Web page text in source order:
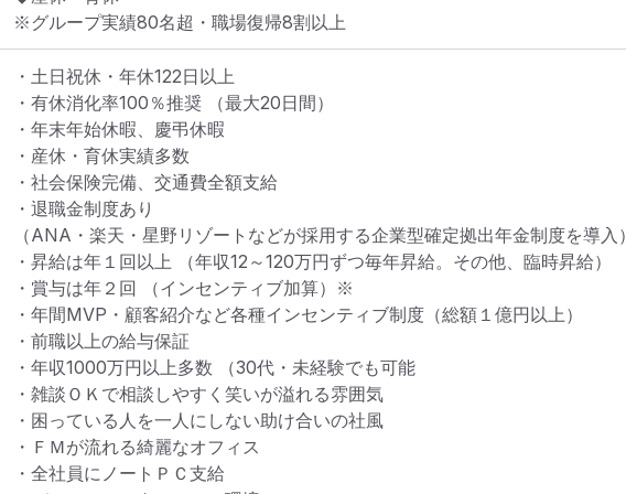
※グループ実績80名超・職場復帰8割以上
・土日祝休・年休122日以上
・有休消化率100％推奨 （最大20日間）
・年末年始休暇、慶弔休暇
・産休・育休実績多数
・社会保険完備、交通費全額支給
・退職金制度あり
（ANA・楽天・星野リゾートなどが採用する企業型確定拠出年金制度を導入）
・昇給は年１回以上 （年収12～120万円ずつ毎年昇給。その他、臨時昇給）
・賞与は年２回 （インセンティブ加算）※
・年間MVP・顧客紹介など各種インセンティブ制度（総額１億円以上）
・前職以上の給与保証
・年収1000万円以上多数 （30代・未経験でも可能
・雑談ＯＫで相談しやすく笑いが溢れる雰囲気
・困っている人を一人にしない助け合いの社風
・ＦＭが流れる綺麗なオフィス
・全社員にノートＰＣ支給